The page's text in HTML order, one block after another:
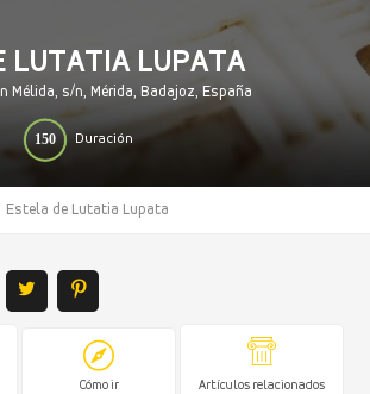
LUTATIA LUPATA
Mélida, s/n, Mérida, Badajoz, España
Duración
150
0 140
Estela de Lutatia Lupata
Cómo ir Artículos relacionados